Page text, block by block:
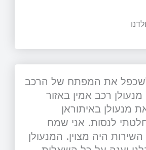
לשכפל את המפתח של הרכב
רכב אמין באזור
מנעולן באיתוראן
לנסות. אני שמח
היה מצוין. המנעולן